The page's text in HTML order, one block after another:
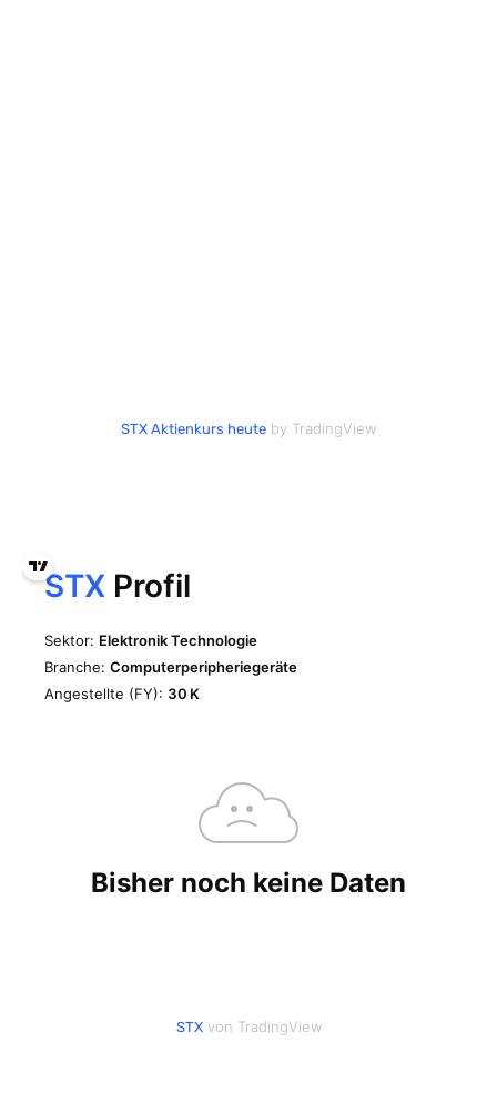
STX Aktienkurs heute by TradingView
STXvon TradingView